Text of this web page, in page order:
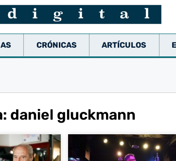
CRÓNICAS ARTÍCULOS
daniel gluckmann